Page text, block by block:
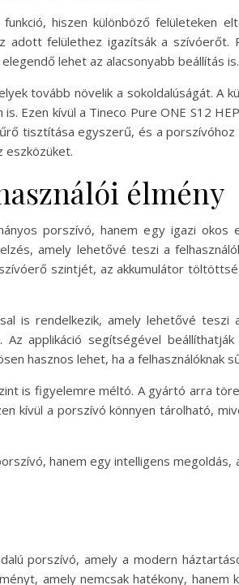
hiszen különböző felületeken
adott felülethez igazítsák a
lehet az alacsonyabb beállítás is.
tovább növelik a sokoldalúságát. A
Ezen kívül a Tineco Pure ONE S12
tisztítása egyszerű, és a
eszközüket.
élmény
porszívó, hanem egy igazi okos
amely lehetővé teszi a
szintjét, az akkumulátor
is rendelkezik, amely lehetővé
applikáció segítségével
hasznos lehet, ha a felhasználóknak
is figyelemre méltó. A gyártó arra
kívül a porszívó könnyen tárolható,
hanem egy intelligens
porszívó, amely a modern
amely nemcsak hatékony,